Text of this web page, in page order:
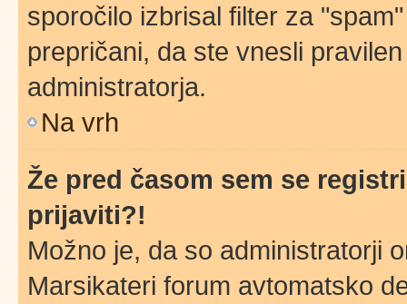
sporočilo izbrisal filter za
prepričani, da ste vnesli
administratorja.
Na vrh
Že pred časom sem se
prijaviti?!
Možno je, da so administratorji
Marsikateri forum avtomatsko